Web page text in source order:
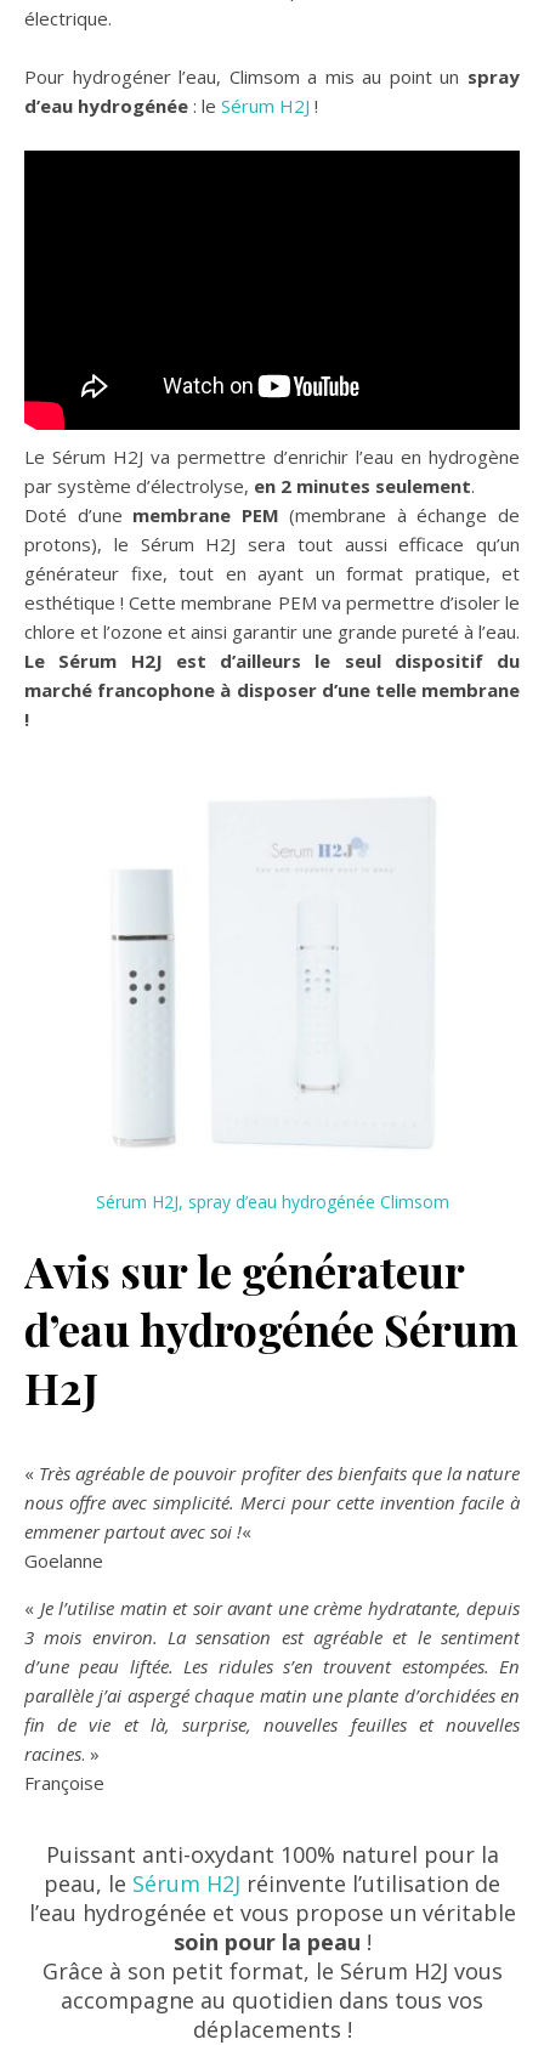
électrique.
Pour hydrogéner l’eau, Climsom a mis au point un spray
d’eau hydrogénée : le Sérum H2J !
Le Sérum H2J va permettre d’enrichir l’eau en hydrogène
par système d’électrolyse, en 2 minutes seulement.
Doté d’une membrane PEM(membrane à échange de
protons), le Sérum H2J sera tout aussi efficace qu’un
générateur fixe, tout en ayant un format pratique, et
esthétique ! Cette membrane PEM va permettre d’isoler le
chlore et l’ozone et ainsi garantir une grande pureté à l’eau.
Le Sérum H2J est d’ailleurs le seul dispositif du
marché francophone à disposer d’une telle membrane
!
Sérum H2J, spray d’eau hydrogénée Climsom
Avis sur le générateur
d’eau hydrogénée Sérum
H2J
« Très agréable de pouvoir profiter des bienfaits que la nature
nous offre avec simplicité. Merci pour cette invention facile à
emmener partout avec soi !«
Goelanne
« Je l’utilise matin et soir avant une crème hydratante, depuis
3 mois environ. La sensation est agréable et le sentiment
d’une peau liftée. Les ridules s’en trouvent estompées. En
parallèle j’ai aspergé chaque matin une plante d’orchidées en
fin de vie et là, surprise, nouvelles feuilles et nouvelles
racines. »
Françoise
Puissant anti-oxydant 100% naturel pour la
peau, le Sérum H2J réinvente l’utilisation de
l’eau hydrogénée et vous propose un véritable
soin pour la peau !
Grâce à son petit format, le Sérum H2J vous
accompagne au quotidien dans tous vos
déplacements !